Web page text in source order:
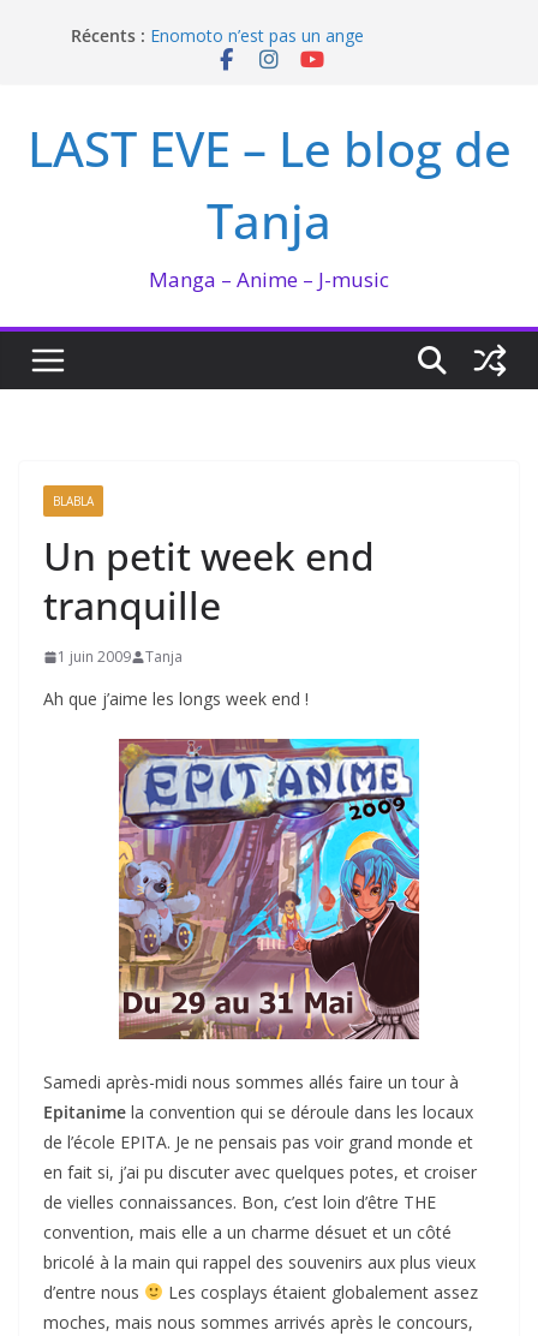
Récents : Enomoto n’est pas un ange
QUEEN BEE enflamme le Bataclan
I’m not in love de Zeniko Sumiya
LAST EVE – Le blog de
Tanja
Manga – Anime – J-music
BLABLA
Un petit week end
tranquille
1 juin 2009 Tanja
Ah que j’aime les longs week end !
Samedi après-midi nous sommes allés faire un tour à
Epitanime la convention qui se déroule dans les locaux
de l’école EPITA. Je ne pensais pas voir grand monde et
en fait si, j’ai pu discuter avec quelques potes, et croiser
de vielles connaissances. Bon, c’est loin d’être THE
convention, mais elle a un charme désuet et un côté
bricolé à la main qui rappel des souvenirs aux plus vieux
d’entre nous
Les cosplays étaient globalement assez
moches, mais nous sommes arrivés après le concours,